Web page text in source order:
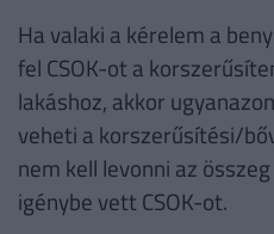
Ha valaki a kérelem a
fel CSOK-ot a
lakáshoz, akkor
veheti a korszerűsítési/
nem kell levonni az
igénybe vett CSOK-ot.